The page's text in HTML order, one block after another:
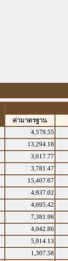
ค่ามาตรฐาน
4,579.55
13,294.18
3,017.77
3,781.47
15,407.67
4,937.02
4,695.42
7,381.98
4,042.86
5,914.13
1,307.58